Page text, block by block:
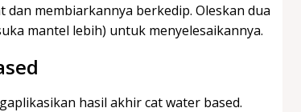
membiarkannya berkedip. Oleskan dua
mantel lebih) untuk menyelesaikannya.
hasil akhir cat water based.